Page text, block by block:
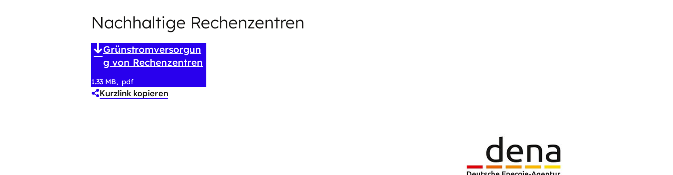
Nachhaltige Rechenzentren
Grünstromversorgun
g von Rechenzentren
1.33 MB pdf
Kurzlink kopieren